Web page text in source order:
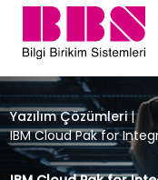
IBM Cloud
Yazılım Çözümleri |
IBM Cloud Pak for